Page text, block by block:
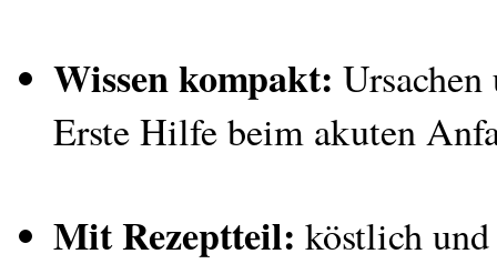
Wissen kompakt:
Erste Hilfe beim akuten
Mit Rezeptteil: köstlich